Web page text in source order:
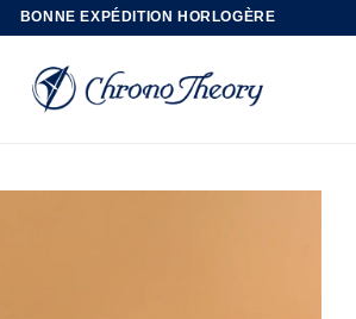
BONNE EXPÉDITION HORLOGÈRE